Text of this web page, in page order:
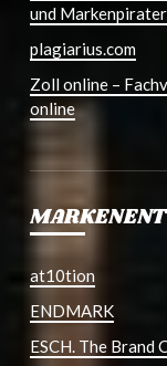
und
plagiarius.com
Zoll online –
online
at10tion
ENDMARK
ESCH. The Brand